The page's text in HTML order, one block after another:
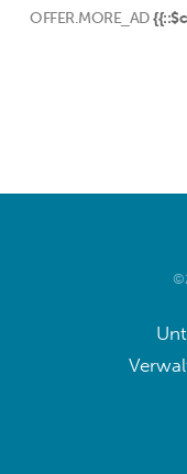
OFFER.MORE_AD